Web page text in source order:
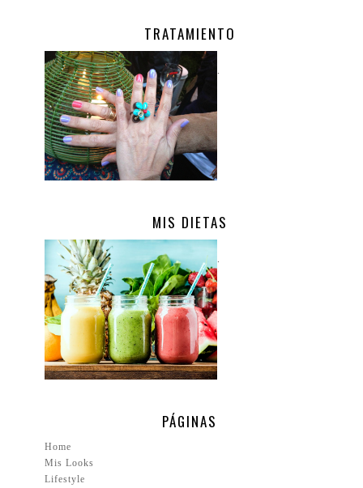
TRATAMIENTO
.
MIS DIETAS
.
PÁGINAS
Home
Mis Looks
Lifestyle